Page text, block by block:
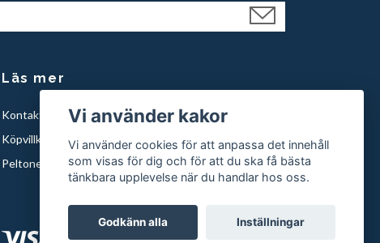
Läs mer
Kontakt
Köpvillkor
Peltonen knivar
Vi använder kakor
Vi använder cookies för att anpassa det innehåll
som visas för dig och för att du ska få bästa
tänkbara upplevelse när du handlar hos oss.
Godkänn alla Inställningar